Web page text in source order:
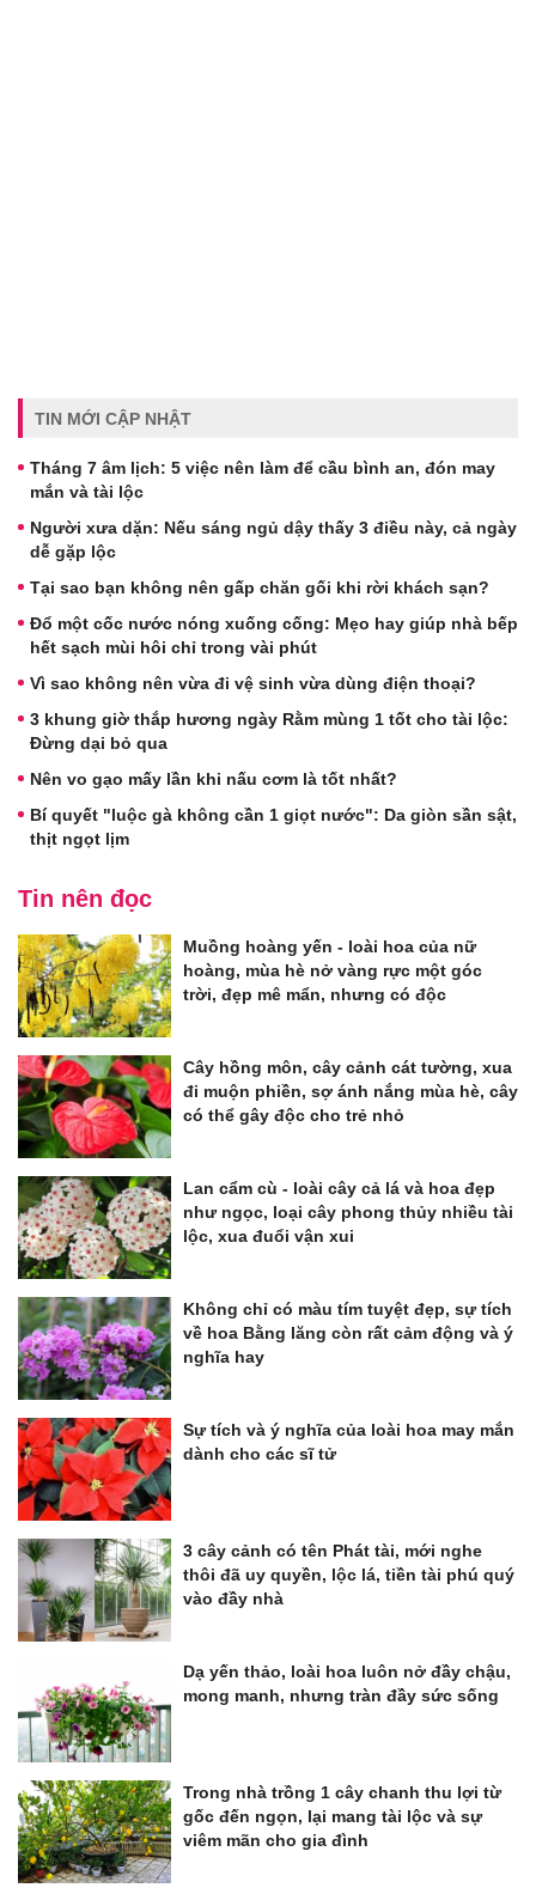
TIN MỚI CẬP NHẬT
Tháng 7 âm lịch: 5 việc nên làm để cầu bình an, đón may
mắn và tài lộc
Người xưa dặn: Nếu sáng ngủ dậy thấy 3 điều này, cả ngày
dễ gặp lộc
Tại sao bạn không nên gấp chăn gối khi rời khách sạn?
Đổ một cốc nước nóng xuống cống: Mẹo hay giúp nhà bếp
hết sạch mùi hôi chỉ trong vài phút
Vì sao không nên vừa đi vệ sinh vừa dùng điện thoại?
3 khung giờ thắp hương ngày Rằm mùng 1 tốt cho tài lộc:
Đừng dại bỏ qua
Nên vo gạo mấy lần khi nấu cơm là tốt nhất?
Bí quyết "luộc gà không cần 1 giọt nước": Da giòn sần sật,
thịt ngọt lịm
Tin nên đọc
Muồng hoàng yến - loài hoa của nữ
hoàng, mùa hè nở vàng rực một góc
trời, đẹp mê mẩn, nhưng có độc
Cây hồng môn, cây cảnh cát tường, xua
đi muộn phiền, sợ ánh nắng mùa hè, cây
có thể gây độc cho trẻ nhỏ
Lan cẩm cù - loài cây cả lá và hoa đẹp
như ngọc, loại cây phong thủy nhiều tài
lộc, xua đuổi vận xui
Không chỉ có màu tím tuyệt đẹp, sự tích
về hoa Bằng lăng còn rất cảm động và ý
nghĩa hay
Sự tích và ý nghĩa của loài hoa may mắn
dành cho các sĩ tử
3 cây cảnh có tên Phát tài, mới nghe
thôi đã uy quyền, lộc lá, tiền tài phú quý
vào đầy nhà
Dạ yến thảo, loài hoa luôn nở đầy chậu,
mong manh, nhưng tràn đầy sức sống
Trong nhà trồng 1 cây chanh thu lợi từ
gốc đến ngọn, lại mang tài lộc và sự
viêm mãn cho gia đình